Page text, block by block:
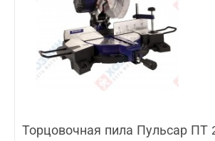
Торцовочная пила Пульсар ПТ